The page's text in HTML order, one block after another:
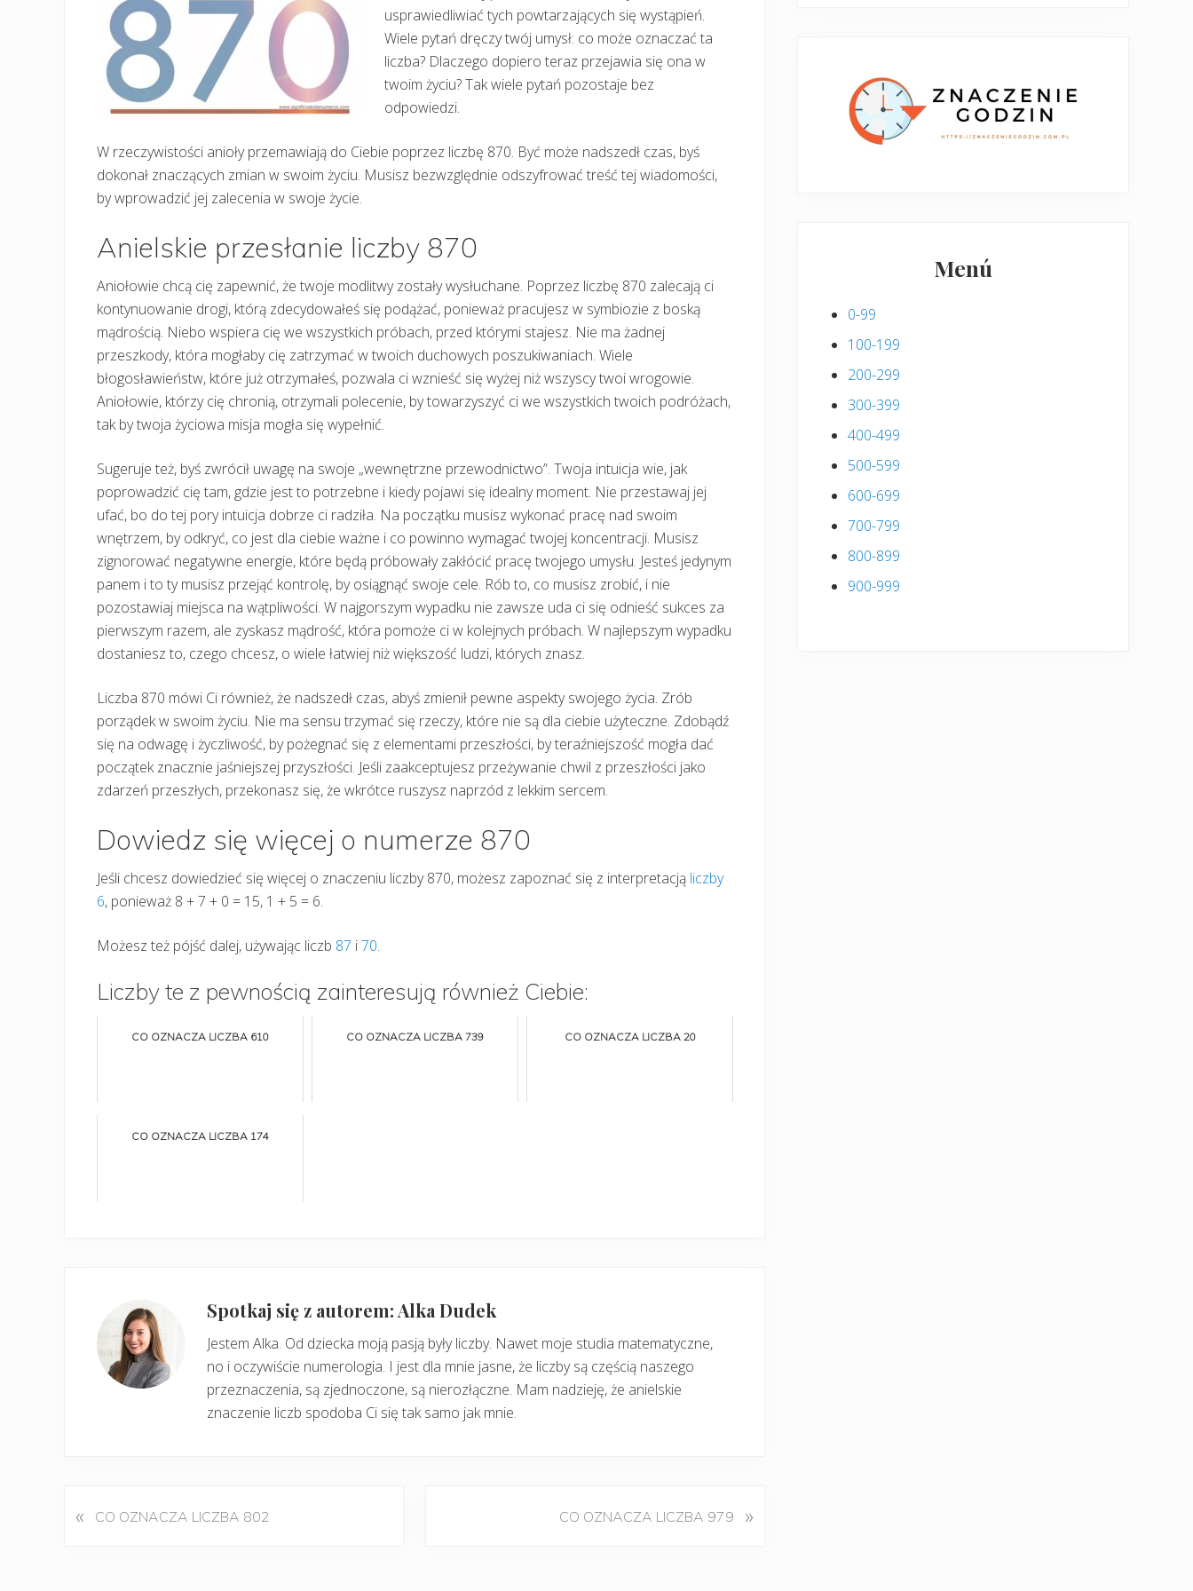
usprawiedliwiać tych powtarzających się wystąpień.
Wiele pytań dręczy twój umysł: co może oznaczać ta
liczba? Dlaczego dopiero teraz przejawia się ona w
twoim życiu? Tak wiele pytań pozostaje bez
odpowiedzi.
W rzeczywistości anioły przemawiają do Ciebie poprzez liczbę 870. Być może nadszedł czas, byś
dokonał znaczących zmian w swoim życiu. Musisz bezwzględnie odszyfrować treść tej wiadomości,
by wprowadzić jej zalecenia w swoje życie.
Anielskie przesłanie liczby 870
Aniołowie chcą cię zapewnić, że twoje modlitwy zostały wysłuchane. Poprzez liczbę 870 zalecają ci
kontynuowanie drogi, którą zdecydowałeś się podążać, ponieważ pracujesz w symbiozie z boską
mądrością. Niebo wspiera cię we wszystkich próbach, przed którymi stajesz. Nie ma żadnej
przeszkody, która mogłaby cię zatrzymać w twoich duchowych poszukiwaniach. Wiele
błogosławieństw, które już otrzymałeś, pozwala ci wznieść się wyżej niż wszyscy twoi wrogowie.
Aniołowie, którzy cię chronią, otrzymali polecenie, by towarzyszyć ci we wszystkich twoich podróżach,
tak by twoja życiowa misja mogła się wypełnić.
Sugeruje też, byś zwrócił uwagę na swoje „wewnętrzne przewodnictwo”. Twoja intuicja wie, jak
poprowadzić cię tam, gdzie jest to potrzebne i kiedy pojawi się idealny moment. Nie przestawaj jej
ufać, bo do tej pory intuicja dobrze ci radziła. Na początku musisz wykonać pracę nad swoim
wnętrzem, by odkryć, co jest dla ciebie ważne i co powinno wymagać twojej koncentracji. Musisz
zignorować negatywne energie, które będą próbowały zakłócić pracę twojego umysłu. Jesteś jedynym
panem i to ty musisz przejąć kontrolę, by osiągnąć swoje cele. Rób to, co musisz zrobić, i nie
pozostawiaj miejsca na wątpliwości. W najgorszym wypadku nie zawsze uda ci się odnieść sukces za
pierwszym razem, ale zyskasz mądrość, która pomoże ci w kolejnych próbach. W najlepszym wypadku
dostaniesz to, czego chcesz, o wiele łatwiej niż większość ludzi, których znasz.
Liczba 870 mówi Ci również, że nadszedł czas, abyś zmienił pewne aspekty swojego życia. Zrób
porządek w swoim życiu. Nie ma sensu trzymać się rzeczy, które nie są dla ciebie użyteczne. Zdobądź
się na odwagę i życzliwość, by pożegnać się z elementami przeszłości, by teraźniejszość mogła dać
początek znacznie jaśniejszej przyszłości. Jeśli zaakceptujesz przeżywanie chwil z przeszłości jako
zdarzeń przeszłych, przekonasz się, że wkrótce ruszysz naprzód z lekkim sercem.
Dowiedz się więcej o numerze 870
Jeśli chcesz dowiedzieć się więcej o znaczeniu liczby 870, możesz zapoznać się z interpretacją liczby
6, ponieważ 8 + 7 + 0 = 15, 1 + 5 = 6.
Możesz też pójść dalej, używając liczb 87 i70.
Liczby te z pewnością zainteresują również Ciebie:
CO OZNACZA LICZBA 610 CO OZNACZA LICZBA 739 CO OZNACZA LICZBA 20
CO OZNACZA LICZBA 174
Spotkaj się z autorem: Alka Dudek
Jestem Alka. Od dziecka moją pasją były liczby. Nawet moje studia matematyczne,
no i oczywiście numerologia. I jest dla mnie jasne, że liczby są częścią naszego
przeznaczenia, są zjednoczone, są nierozłączne. Mam nadzieję, że anielskie
znaczenie liczb spodoba Ci się tak samo jak mnie.
P
« CO OZNACZA LICZBA 802 CO OZNACZA LICZBA 979 »
Menú
0-99
100-199
200-299
300-399
400-499
500-599
600-699
700-799
800-899
900-999